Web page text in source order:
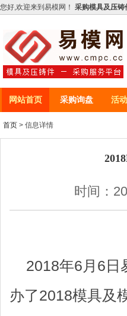
您好,欢迎来到易模网！ 采购模具及压铸
网站首页 采购询盘 活
首页 > 信息详情
时间：
2018年6月6日
办了2018模具及